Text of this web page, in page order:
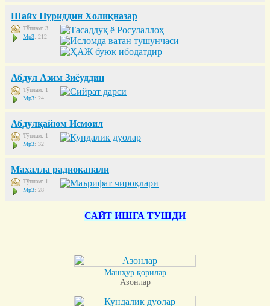
Шайх Нуриддин Холиқназар
Тўплам: 3
Mp3: 212
Абдул Азим Зиёуддин
Тўплам: 1
Mp3: 24
Абдулқайюм Исмоил
Тўплам: 1
Mp3: 32
Маҳалла радиоканали
Тўплам: 1
Mp3: 28
САЙТ ИШГА ТУШДИ
Машҳур қорилар
Азонлар